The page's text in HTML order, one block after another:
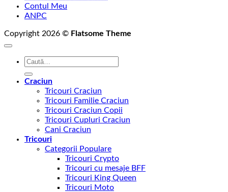
Contul Meu
ANPC
Copyright 2026 © Flatsome Theme
Caută
Craciun
Tricouri Craciun
Tricouri Familie Craciun
Tricouri Craciun Copii
Tricouri Cupluri Craciun
Cani Craciun
Tricouri
Categorii Populare
Tricouri Crypto
Tricouri cu mesaje BFF
Tricouri King Queen
Tricouri Moto